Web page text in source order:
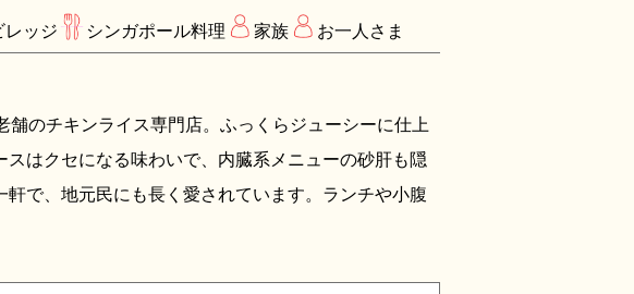
レッジ シンガポール料理 家族 お一人さま
舗のチキンライス専門店。ふっくらジューシーに仕上
はクセになる味わいで、内臓系メニューの砂肝も隠
で、地元民にも長く愛されています。ランチや小腹